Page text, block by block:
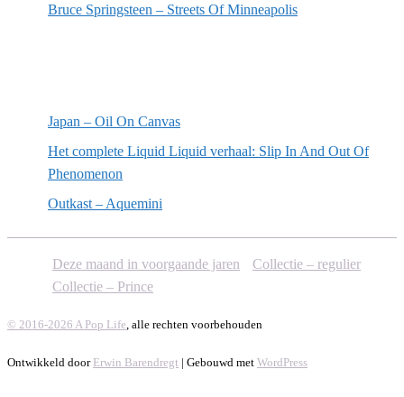
Bruce Springsteen – Streets Of Minneapolis
Japan – Oil On Canvas
Het complete Liquid Liquid verhaal: Slip In And Out Of
Phenomenon
Outkast – Aquemini
Deze maand in voorgaande jaren
Collectie – regulier
Collectie – Prince
© 2016-2026 A Pop Life , alle rechten voorbehouden
Ontwikkeld door Erwin Barendregt | Gebouwd met WordPress